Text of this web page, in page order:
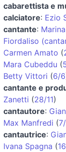
cabarettista e
calciatore: Ezio
cantante:
Fiordaliso
Carmen Amato (
Mara Cubeddu (
Betty Vittori (6/6
cantante e
Zanetti (28/11)
cantautore:
Max Manfredi (
cantautrice:
Ivana Spagna (